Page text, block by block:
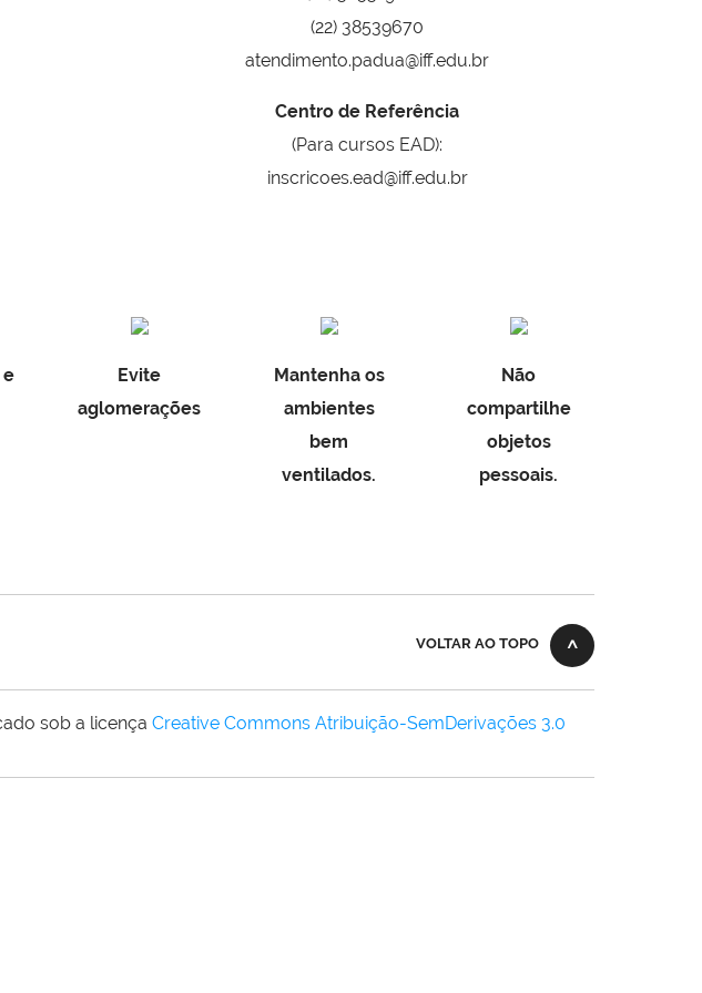
(22) 38539670
atendimento.padua@iff.edu.br
Centro de Referência
(Para cursos EAD):
inscricoes.ead@iff.edu.br
e
Evite
aglomerações
Mantenha os
ambientes
bem
ventilados.
Não
compartilhe
objetos
pessoais.
VOLTAR AO TOPO
sob a licença Creative Commons Atribuição-SemDerivações 3.0